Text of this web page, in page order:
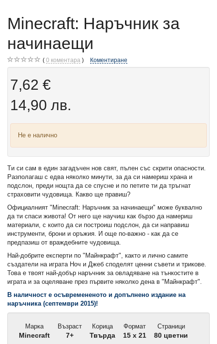
Minecraft: Наръчник за
начинаещи
0 коментара Коментиране
7,62 €
14,90 лв.
Не е налично
Tи си сам в един загадъчен нов свят, пълен със скрити опасности.
Разполагаш с едва няколко минути, за да си намериш храна и
подслон, преди нощта да се спусне и по петите ти да тръгнат
страховити чудовища. Какво ще правиш?
Официалният "Minecraft: Наръчник за начинаещи" може буквално
да ти спаси живота! От него ще научиш как бързо да намериш
материали, с които да си построиш подслон, да си направиш
инструменти, брони и оръжия. И още по-важно - как да се
предпазиш от враждебните чудовища.
Най-добрите експерти по "Майнкрафт", както и лично самите
създатели на играта Ноч и Джеб споделят ценни съвети и трикове.
Това е твоят най-добър наръчник за овладяване на тънкостите в
играта и за оцеляване през първите няколко дена в "Майнкрафт".
В наличност е осъвремененото и допълнено издание на
наръчника (септември 2015)!
Марка
Minecraft
Възраст
7+
Корица
Твърда
Формат
15 x 21
Страници
80 цветни